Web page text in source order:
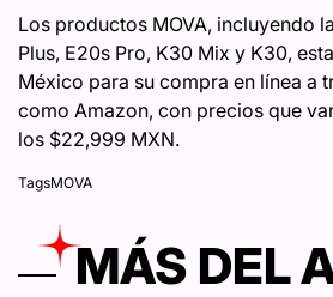
Los productos MOVA, incluyendo
Plus, E20s Pro, K30 Mix y K30,
México para su compra en línea a
como Amazon, con precios que
los $22,999 MXN.
TagsMOVA
MÁS DEL